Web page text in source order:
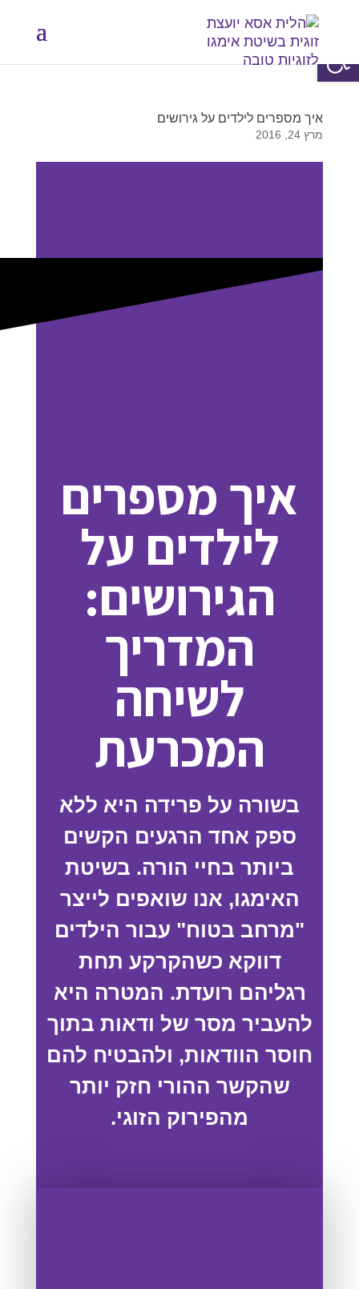
איך מספרים לילדים על גירושים
מרץ 24, 2016
איך מספרים
לילדים על
הגירושים:
המדריך
לשיחה
המכרעת
בשורה על פרידה היא ללא
ספק אחד הרגעים הקשים
ביותר בחיי הורה. בשיטת
האימגו, אנו שואפים לייצר
"מרחב בטוח" עבור הילדים
דווקא כשהקרקע תחת
רגליהם רועדת. המטרה היא
להעביר מסר של ודאות בתוך
חוסר הוודאות, ולהבטיח להם
שהקשר ההורי חזק יותר
מהפירוק הזוגי.
פתח סרגל נגישות